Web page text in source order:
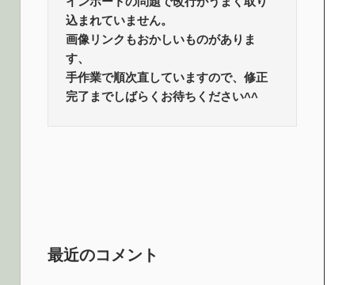
インポートの問題で改行がうまく取り
込まれていません。
画像リンクもおかしいものがありま
す、
手作業で順次直していますので、修正
完了までしばらくお待ちください^^
最近のコメント